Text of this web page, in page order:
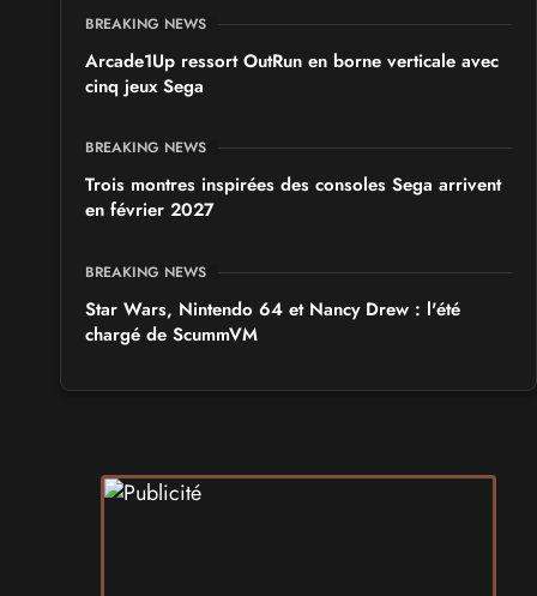
BREAKING NEWS
Arcade1Up ressort OutRun en borne verticale avec
cinq jeux Sega
BREAKING NEWS
Trois montres inspirées des consoles Sega arrivent
en février 2027
BREAKING NEWS
Star Wars, Nintendo 64 et Nancy Drew : l'été
chargé de ScummVM